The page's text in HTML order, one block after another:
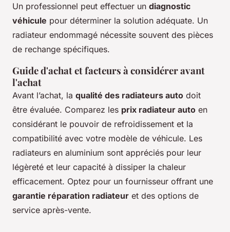
Un professionnel peut effectuer un diagnostic
véhicule pour déterminer la solution adéquate. Un
radiateur endommagé nécessite souvent des pièces
de rechange spécifiques.
Guide d'achat et facteurs à considérer avant
l'achat
Avant l’achat, la qualité des radiateurs auto doit
être évaluée. Comparez les prix radiateur auto en
considérant le pouvoir de refroidissement et la
compatibilité avec votre modèle de véhicule. Les
radiateurs en aluminium sont appréciés pour leur
légèreté et leur capacité à dissiper la chaleur
efficacement. Optez pour un fournisseur offrant une
garantie réparation radiateur et des options de
service après-vente.